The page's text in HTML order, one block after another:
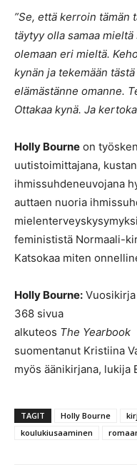
”Se, että kerroin tämän
täytyy olla samaa
olemaan eri mieltä.
kynän ja tekemään
elämästänne omanne.
Ottakaa kynä. Ja
Holly Bourne on
uutistoimittajana,
ihmissuhdeneuvojana
auttaen nuoria
feminististä Normaali-
Katsokaa miten
Holly Bourne: Vuosikirja
368 sivua
alkuteos The Yearbook
suomentanut Kristiina
myös äänikirjana, lukija
TAGIT Holly Bourne
koulukiusaaminen